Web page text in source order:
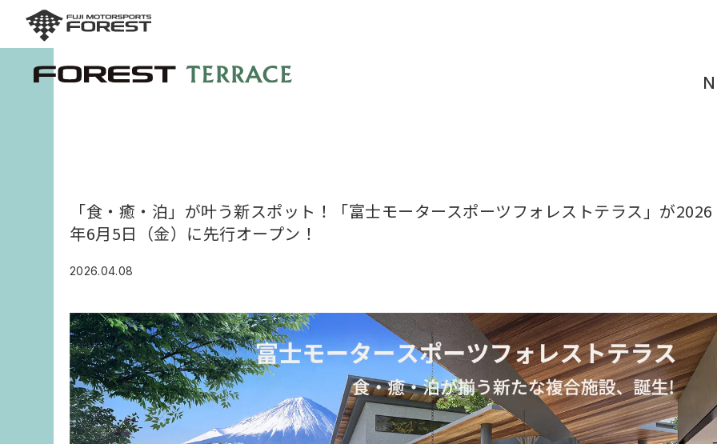
「食・癒・泊」が叶う新スポット！「富士モータースポーツフォレストテラス」が2026
年6月5日（金）に先行オープン！
2026.04.08